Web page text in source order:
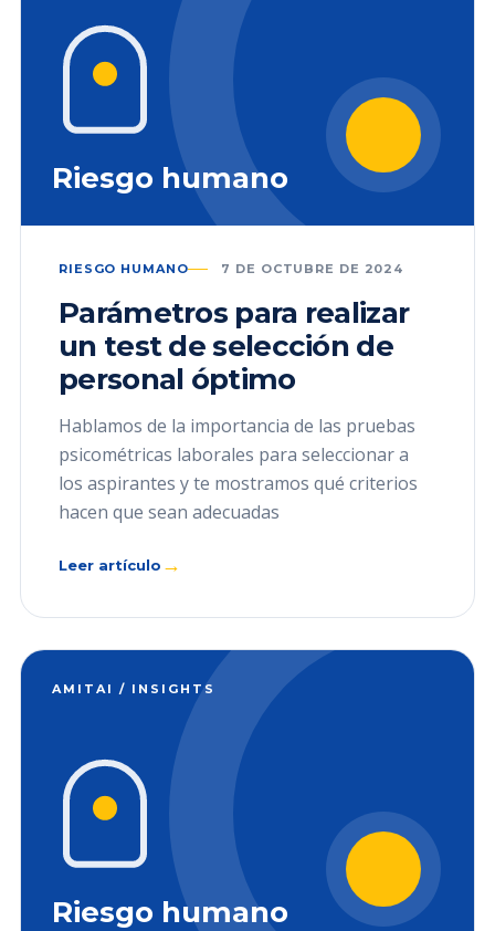
Riesgo humano
RIESGO HUMANO 7 DE OCTUBRE DE 2024
Parámetros para realizar
un test de selección de
personal óptimo
Hablamos de la importancia de las pruebas
psicométricas laborales para seleccionar a
los aspirantes y te mostramos qué criterios
hacen que sean adecuadas
Leer artículo →
AMITAI / INSIGHTS
Riesgo humano